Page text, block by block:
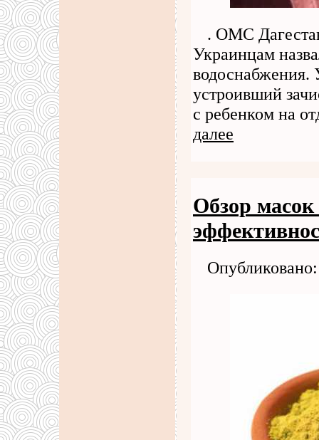
. ОМС
Украинцам
устроивший
с ребенком на
далее
Обзор